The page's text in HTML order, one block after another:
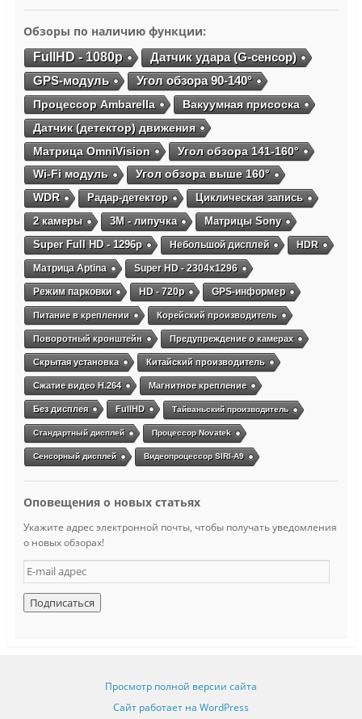
Обзоры по наличию функции:
FullHD - 1080p
Датчик удара (G-сенсор)
GPS-модуль
Угол обзора 90-140°
Процессор Ambarella
Вакуумная присоска
Датчик (детектор) движения
Матрица OmniVision
Угол обзора 141-160°
Wi-Fi модуль
Угол обзора выше 160°
WDR
Радар-детектор
Циклическая запись
2 камеры
3М - липучка Матрицы Sony
Super Full HD - 1296p Небольшой дисплей HDR
Матрица Aptina Super HD - 2304х1296
Режим парковки HD - 720p GPS-информер
Питание в креплении Корейский производитель
Поворотный кронштейн Предупреждение о камерах
Скрытая установка Китайский производитель
Сжатие видео H.264 Магнитное крепление
Без дисплея FullHD Тайваньский производитель
Стандартный дисплей Процессор Novatek
Сенсорный дисплей Видеопроцессор SIRI-A9
Оповещения о новых статьях
Укажите адрес электронной почты, чтобы получать уведомления
о новых обзорах!
E
-
m
a
Просмотр полной версии сайта
Сайт работает на WordPress